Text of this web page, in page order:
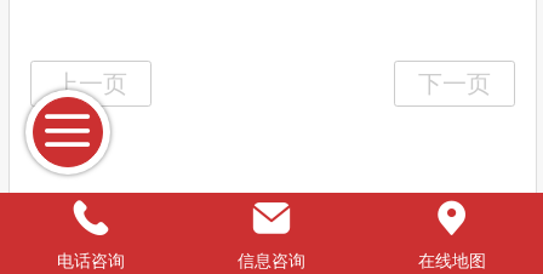
Top
电话咨询 信息咨询 在线地图